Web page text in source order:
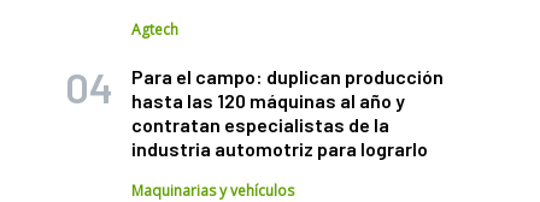
Agtech
Para el campo: duplican producción
hasta las 120 máquinas al año y
contratan especialistas de la
industria automotriz para lograrlo
Maquinarias y vehículos